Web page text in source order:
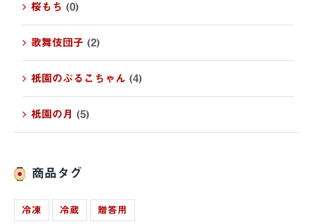
桜もち (0)
歌舞伎団子 (2)
祇園のぷるこちゃん (4)
祇園の月 (5)
商品タグ
冷凍 冷蔵 贈答用